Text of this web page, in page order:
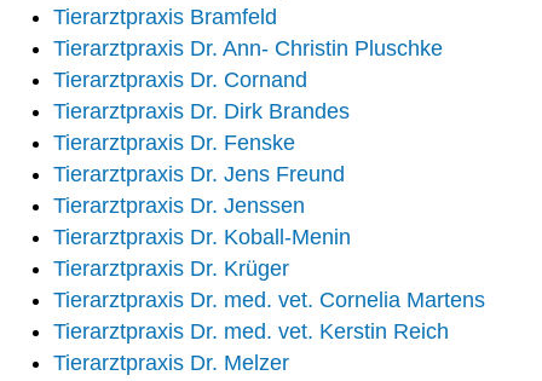
Tierarztpraxis Bramfeld
Tierarztpraxis Dr. Ann- Christin Pluschke
Tierarztpraxis Dr. Cornand
Tierarztpraxis Dr. Dirk Brandes
Tierarztpraxis Dr. Fenske
Tierarztpraxis Dr. Jens Freund
Tierarztpraxis Dr. Jenssen
Tierarztpraxis Dr. Koball-Menin
Tierarztpraxis Dr. Krüger
Tierarztpraxis Dr. med. vet. Cornelia Martens
Tierarztpraxis Dr. med. vet. Kerstin Reich
Tierarztpraxis Dr. Melzer